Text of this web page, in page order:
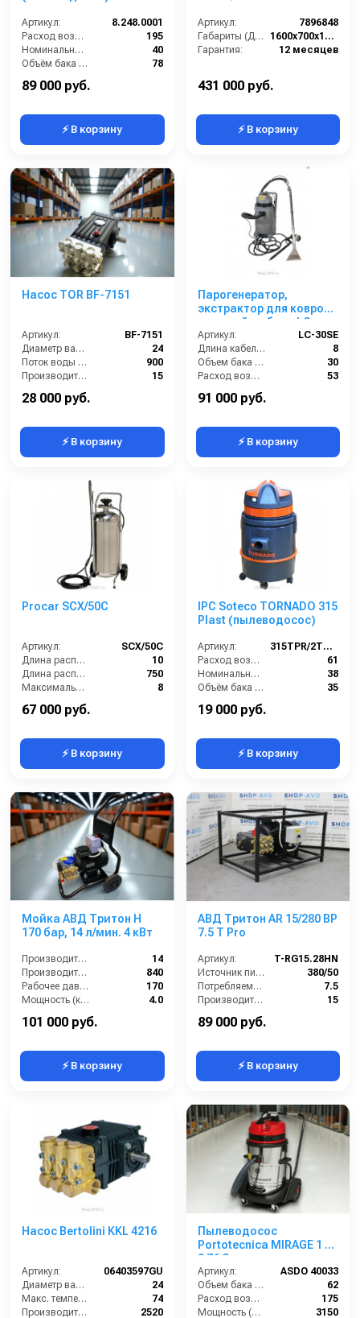
Артикул:
8.248.0001
Расход воздуха (л/сек):
195
Номинальный диаметр принадлежностей (мм):
40
Объём бака (л):
78
89 000 руб.
⚡ В корзину
Артикул:
7896848
Габариты (ДхШхВ):
1600х700х1500
Гарантия:
12 месяцев
431 000 руб.
⚡ В корзину
Насос TOR BF-7151
Артикул:
BF-7151
Диаметр вала (мм):
24
Поток воды (л/час):
900
Производительность (л/мин):
15
28 000 руб.
⚡ В корзину
Парогенератор,
экстрактор для ковров
и мягкой мебели LC-
30SE
Артикул:
LC-30SE
Длина кабеля (м):
8
Объем бака (л):
30
Расход воздуха (л/сек):
53
91 000 руб.
⚡ В корзину
Procar SCX/50C
Артикул:
SCX/50C
Длина распылительного шланга (м):
10
Длина распылителя (мм):
750
Максимальное давление на выходе (бар):
8
Объём бака / ресивера (л):
67 000 руб.
⚡ В корзину
IPC Soteco TORNADO 315
Plast (пылеводосос)
Артикул:
315TPR/2TORN315
Расход воздуха (л/сек):
61
Номинальный диаметр принадлежностей (мм):
38
Объём бака (л):
35
Разрежение / сила всасывания (мбар):
19 000 руб.
⚡ В корзину
Мойка АВД Тритон H
170 бар, 14 л/мин. 4 кВт
Производительность (л/мин):
14
Производительность (л/ч):
840
Рабочее давление (бар):
170
Мощность (кВт):
4.0
101 000 руб.
⚡ В корзину
АВД Тритон AR 15/280 BP
7.5 T Pro
Артикул:
T-RG15.28HN
Источник питания (~/В/Гц):
380/50
Потребляемая мощность (кВт):
7.5
Производительность (л/мин):
15
Давление (бар):
89 000 руб.
⚡ В корзину
Насос Bertolini KKL 4216
Артикул:
06403597GU
Диаметр вала (мм):
24
Макс. температура воды (°C):
74
Производительность (л/ч):
2520
Пылеводосос
Portotecnica MIRAGE 1 W
3 76 S
Артикул:
ASDO 40033
Объем бака (л):
62
Расход воздуха (л/сек):
175
Мощность (Вт):
3150